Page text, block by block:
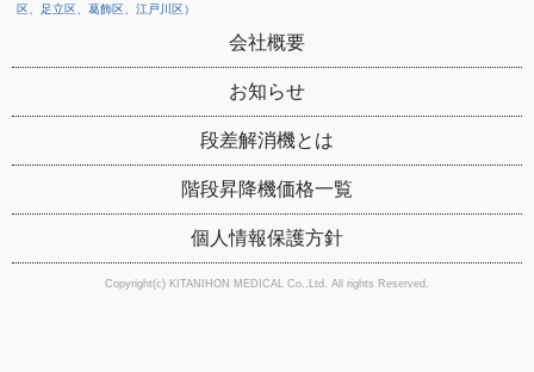
区、足立区、葛飾区、江戸川区）
会社概要
お知らせ
段差解消機とは
階段昇降機価格一覧
個人情報保護方針
Copyright(c) KITANIHON MEDICAL Co.,Ltd. All rights Reserved.